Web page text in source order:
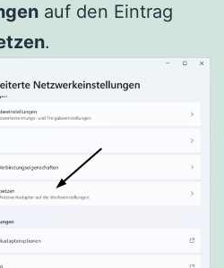
auf den Eintrag
.